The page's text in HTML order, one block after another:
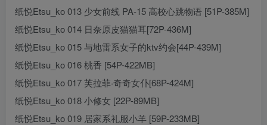
纸悦Etsu_ko 013 少女前线 PA-15 高校心跳物语 [51P-385M]
纸悦Etsu_ko 014 日奈原皮猫猫耳[72P-436M]
纸悦Etsu_ko 015 与地雷系女子的ktv约会[44P-439M]
纸悦Etsu_ko 016 桃香 [54P-422MB]
纸悦Etsu_ko 017 芙拉菲·奇奇女仆[68P-424M]
纸悦Etsu_ko 018 小修女 [22P-89MB]
纸悦Etsu_ko 019 居家系礼服小羊 [59P-233MB]